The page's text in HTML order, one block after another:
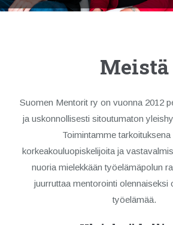
Meistä
Suomen Mentorit ry on vuonna 2012
ja uskonnollisesti sitoutumaton
Toimintamme tarkoituksena
korkeakouluopiskelijoita ja
nuoria mielekkään työelämäpolun
juurruttaa mentorointi olennaiseksi
työelämää.